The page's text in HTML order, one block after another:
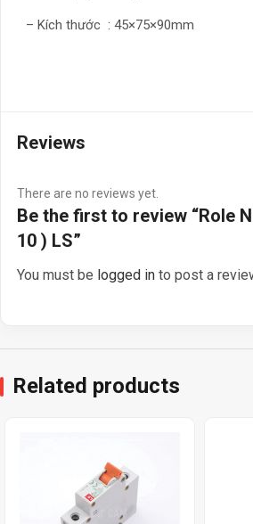
– Kích thước : 45×75×90mm
Reviews
There are no reviews yet.
Be the first to review “Role
10 ) LS”
You must be logged in to post a
Related products